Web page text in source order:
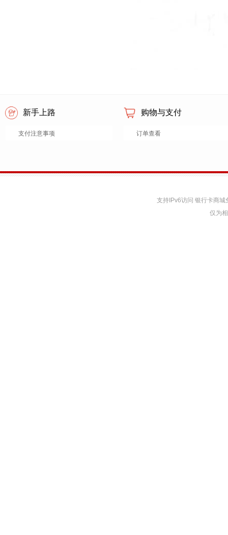
新手上路
支付注意事项
购物与支付
订单查看
支持IPv6访问 银行卡商
仅为